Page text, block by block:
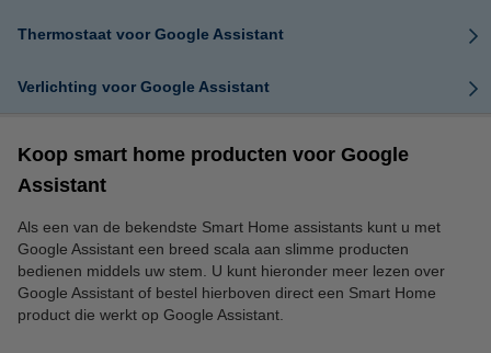
Thermostaat voor Google Assistant
Verlichting voor Google Assistant
Koop smart home producten voor Google
Assistant
Als een van de bekendste Smart Home assistants kunt u met
Google Assistant een breed scala aan slimme producten
bedienen middels uw stem. U kunt hieronder meer lezen over
Google Assistant of bestel hierboven direct een Smart Home
product die werkt op Google Assistant.